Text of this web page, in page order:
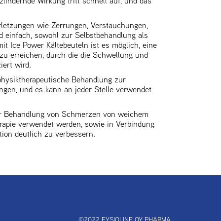
wie Zerrungen, Verstauchungen,
sowohl zur Selbstbehandlung als
Ice Power Kältebeuteln ist es möglich, eine
erreichen, durch die die Schwellung und
wird.
Behandlung zur
und es kann an jeder Stelle verwendet
von Schmerzen von weichem
verwendet werden, sowie in Verbindung
deutlich zu verbessern.